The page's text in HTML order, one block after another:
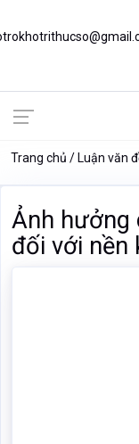
Trang chủ Luận văn
Ảnh hưởng
đối với nền